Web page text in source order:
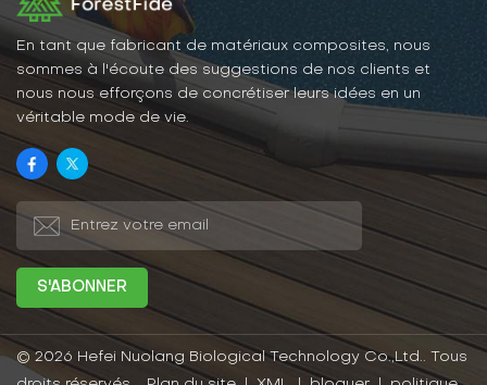
Vous pouvez facilement
l'assembler vous-même et
créer l'aménagement
extérieur de vos rêves.
simplement. Si les
coutures du sol se sont
infiltrées dans les débris, il
vous suffit de soulever
bois-plastique ont de
bonnes caractéristiques
d'étanchéité, anticorrosion,
écologiques et de
protection de
l'environnement et
peuvent être utilisés en
toute confiance.
En tant que fabricant de matériaux composites, nous
sommes à l'écoute des suggestions de nos clients et
nous nous efforçons de concrétiser leurs idées en un
véritable mode de vie.
© 2026 Hefei Nuolang Biological Technology Co.,Ltd.. Tous